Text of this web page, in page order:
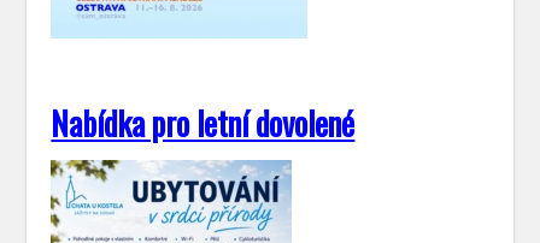
Nabídka pro letní dovolené